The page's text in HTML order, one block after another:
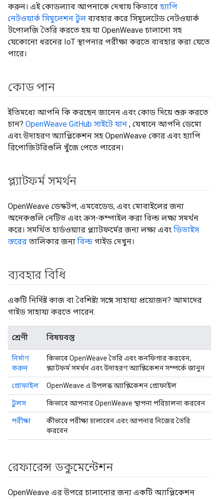
করুন। এই কোডল্যাব আপনাকে দেখায় কিভাবে হ্যাপি
নেটওয়ার্ক সিমুলেশন টুল ব্যবহার করে সিমুলেটেড নেটওয়ার্ক
টপোলজি তৈরি করতে হয় যা OpenWeave চালানো সহ
যেকোনো ধরনের IoT স্থাপনার পরীক্ষা করতে ব্যবহার করা যেতে
পারে।
কোড পান
ইতিমধ্যে আপনি কি করছেন জানেন এবং কোড দিয়ে শুরু করতে
চান? OpenWeave GitHub সাইটে যান , যেখানে আপনি ডেমো
এবং উদাহরণ অ্যাপ্লিকেশন সহ OpenWeave কোর এবং হ্যাপি
রিপোজিটরিগুলি খুঁজে পেতে পারেন।
প্ল্যাটফর্ম সমর্থন
OpenWeave ডেস্কটপ, এমবেডেড, এবং মোবাইলের জন্য
অনেকগুলি নেটিভ এবং ক্রস-কম্পাইল করা বিল্ড লক্ষ্য সমর্থন
করে। সমর্থিত হার্ডওয়্যার প্ল্যাটফর্মের জন্য লক্ষ্য এবং ডিভাইস
স্তরের তালিকার জন্য বিল্ডগাইড দেখুন।
ব্যবহার বিধি
একটি নির্দিষ্ট কাজ বা বৈশিষ্ট্য সঙ্গে সাহায্য প্রয়োজন? আমাদের
গাইড সাহায্য করতে পারেন.
শ্রেণী বিষয়বস্তু
নির্মাণ
করুন
কিভাবে OpenWeave তৈরি এবং কনফিগার করবেন,
প্ল্যাটফর্ম সমর্থন এবং উদাহরণ অ্যাপ্লিকেশন সম্পর্কে জানুন
প্রোফাইল OpenWeave এ উপলব্ধ অ্যাপ্লিকেশন প্রোফাইল
টুলস কিভাবে আপনার OpenWeave স্থাপনা পরিচালনা করবেন
পরীক্ষা
কীভাবে পরীক্ষা চালাবেন এবং আপনার নিজের তৈরি
করবেন
রেফারেন্স ডকুমেন্টেশন
OpenWeave এর উপরে চালানোর জন্য একটি অ্যাপ্লিকেশন